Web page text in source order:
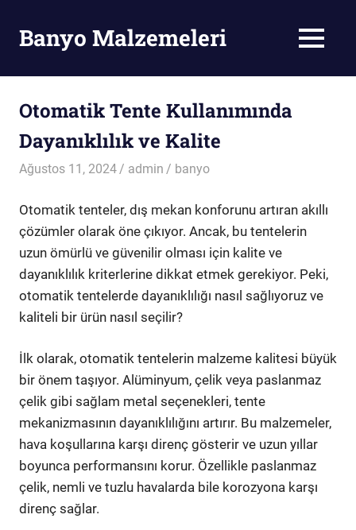
contentBanyo Malzemeleri MENU
Otomatik Tente Kullanımında
Dayanıklılık ve Kalite
Ağustos 11, 2024 admin banyo
Otomatik tenteler, dış mekan konforunu artıran akıllı
çözümler olarak öne çıkıyor. Ancak, bu tentelerin
uzun ömürlü ve güvenilir olması için kalite ve
dayanıklılık kriterlerine dikkat etmek gerekiyor. Peki,
otomatik tentelerde dayanıklılığı nasıl sağlıyoruz ve
kaliteli bir ürün nasıl seçilir?
İlk olarak, otomatik tentelerin malzeme kalitesi büyük
bir önem taşıyor. Alüminyum, çelik veya paslanmaz
çelik gibi sağlam metal seçenekleri, tente
mekanizmasının dayanıklılığını artırır. Bu malzemeler,
hava koşullarına karşı direnç gösterir ve uzun yıllar
boyunca performansını korur. Özellikle paslanmaz
çelik, nemli ve tuzlu havalarda bile korozyona karşı
direnç sağlar.